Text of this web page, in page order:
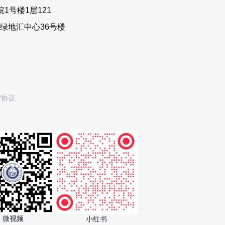
1号楼1层121
地汇中心36号楼
议
微视频 小红书